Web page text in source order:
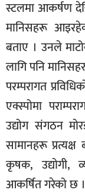
स्टलमा आकर्षण
मानिसहरू
बताए । उनले
लागि पनि
परम्परागत
एक्स्पोमा
उद्योग संगठन
सामानहरू प्रत्यक्ष
कृषक, उद्योगी,
आकर्षित गरेको छ ।